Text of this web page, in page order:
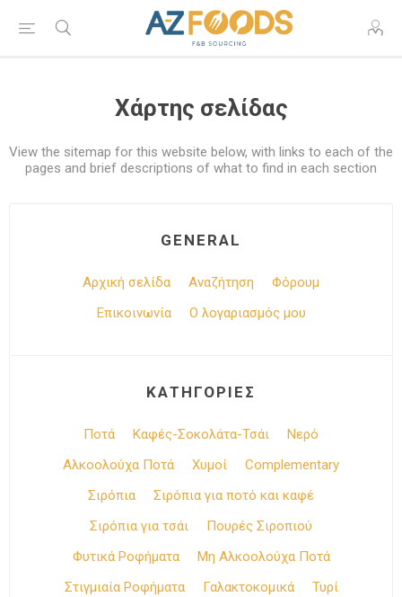
Χάρτης σελίδας
View the sitemap for this website below, with links to each of the
pages and brief descriptions of what to find in each section
GENERAL
Αρχική σελίδα Αναζήτηση
Φόρουμ
Επικοινωνία
Ο λογαριασμός μου
ΚΑΤΗΓΟΡΊΕΣ
Ποτά Καφές-Σοκολάτα-Τσάι
Νερό
Αλκοολούχα Ποτά
Χυμοί
Complementary
Σιρόπια
Σιρόπια για ποτό και καφέ
Σιρόπια για τσάι
Πουρές Σιροπιού
Φυτικά Ροφήματα
Μη Αλκοολούχα Ποτά
Στιγμιαία Ροφήματα
Γαλακτοκομικά
Τυρί